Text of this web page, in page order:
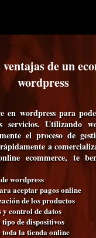
de un
wordpress
en wordpress para
servicios. Utilizando
el proceso de
a
ecommerce, te
wordpress
aceptar pagos online
de los productos
y control de datos
de dispositivos
toda la tienda online